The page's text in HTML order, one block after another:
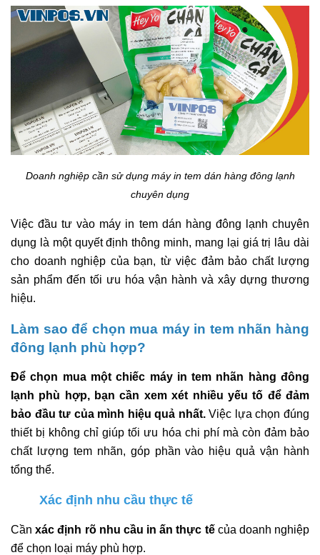
Doanh nghiệp cần sử dụng máy in tem dán hàng đông lạnh
chuyên dụng
Việc đầu tư vào máy in tem dán hàng đông lạnh chuyên
dụng là một quyết định thông minh, mang lại giá trị lâu dài
cho doanh nghiệp của bạn, từ việc đảm bảo chất lượng
sản phẩm đến tối ưu hóa vận hành và xây dựng thương
hiệu.
Làm sao để chọn mua máy in tem nhãn hàng
đông lạnh phù hợp?
Để chọn mua một chiếc máy in tem nhãn hàng đông
lạnh phù hợp, bạn cần xem xét nhiều yếu tố để đảm
bảo đầu tư của mình hiệu quả nhất.Việc lựa chọn đúng
thiết bị không chỉ giúp tối ưu hóa chi phí mà còn đảm bảo
chất lượng tem nhãn, góp phần vào hiệu quả vận hành
tổng thể.
Xác định nhu cầu thực tế
Cầnxác định rõ nhu cầu in ấn thực tếcủa doanh nghiệp
để chọn loại máy phù hợp.